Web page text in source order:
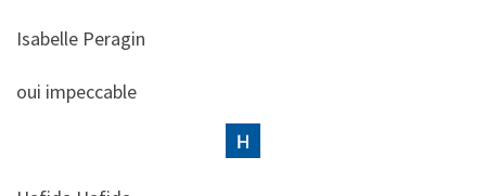
Isabelle Peragin
​​oui impeccable